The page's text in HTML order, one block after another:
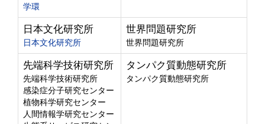
学環
日本文化研究所
日本文化研究所
世界問題研究所
世界問題研究所
先端科学技術研究所
先端科学技術研究所
感染症分子研究センター
植物科学研究センター
人間情報学研究センター
タンパク質動態研究所
タンパク質動態研究所